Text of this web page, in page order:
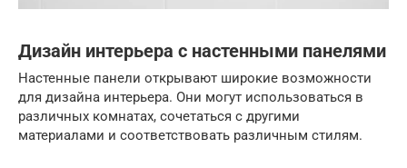
Дизайн интерьера с настенными панелями
Настенные панели открывают широкие возможности
для дизайна интерьера. Они могут использоваться в
различных комнатах, сочетаться с другими
материалами и соответствовать различным стилям.